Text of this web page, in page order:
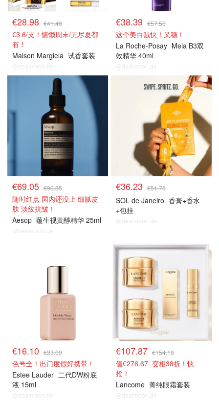
€28.98 €41.40
€3.6/支！慵懒周末/无尽夏都
有！
Maison Margiela 试香套装
@dealmoon.de
€38.39 €57.50
这个美白贼快！又稳！
La Roche-Posay Mela B3双
效精华 40ml
@dealmoon.de
€69.05 €90.85
随时红点 国内还没上 细腻皮
肤 淡纹抗皱！
Aesop 蕴生视黄醇精华 25ml
@dealmoon.de
€36.23 €51.75
SOL de Janeiro 香膏+香水
+包挂
@dealmoon.de
€16.10 €23.00
色号全！出门度假好携带！
Estee Lauder 二代DW粉底
液 15ml
@dealmoon.de
€107.87 €154.10
值€276.67=变相38折！快
抢！
Lancome 菁纯眼霜套装
@dealmoon.de